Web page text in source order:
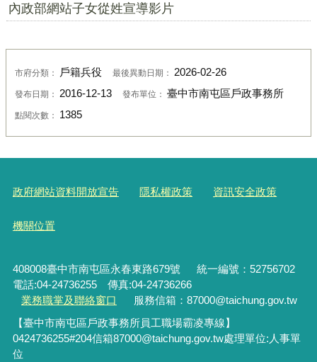
內政部網站子女從姓宣導影片
市府分類： 戶籍兵役 最後異動日期： 2026-02-26
發布日期： 2016-12-13 發布單位： 臺中市南屯區戶政事務所
點閱次數： 1385
政府網站資料開放宣告 隱私權政策 資訊安全政策
機關位置
408008臺中市南屯區永春東路679號 統一編號：52756702
電話:04-24736255 傳真:04-24736266
業務職掌及聯絡窗口
服務信箱：87000@taichung.gov.tw
【臺中市南屯區戶政事務所員工職場霸凌專線】
0424736255#204信箱87000@taichung.gov.tw處理單位: 人事單
位